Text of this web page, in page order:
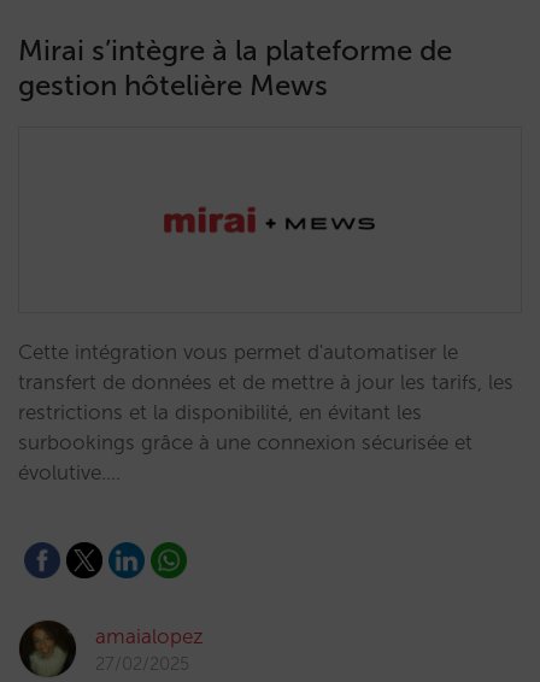
Mirai s’intègre à la plateforme de
gestion hôtelière Mews
Cette intégration vous permet d'automatiser le
transfert de données et de mettre à jour les tarifs, les
restrictions et la disponibilité, en évitant les
surbookings grâce à une connexion sécurisée et
évolutive.…
amaialopez
27/02/2025